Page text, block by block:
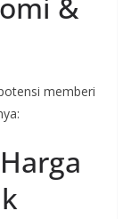
&
memberi